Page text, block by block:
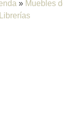
» Muebles